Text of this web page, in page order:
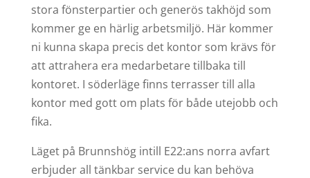
stora fönsterpartier och generös takhöjd som
kommer ge en härlig arbetsmiljö. Här kommer
ni kunna skapa precis det kontor som krävs för
att attrahera era medarbetare tillbaka till
kontoret. I söderläge finns terrasser till alla
kontor med gott om plats för både utejobb och
fika.
Läget på Brunnshög intill E22:ans norra avfart
erbjuder all tänkbar service du kan behöva